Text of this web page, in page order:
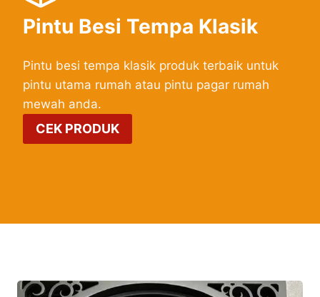
Pintu Besi Tempa Klasik
Pintu besi tempa klasik produk terbaik untuk
pintu utama rumah atau pintu pagar rumah
mewah anda.
CEK PRODUK